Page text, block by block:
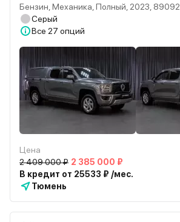
Бензин, Механика, Полный, 2023, 89092
Серый
Все 27 опций
Цена
2 409 000 ₽ 2 385 000 ₽
В кредит от 25533 ₽ /мес.
Тюмень